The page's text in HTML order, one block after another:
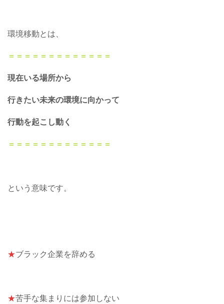
環境移動とは、
＝＝＝＝＝＝＝＝＝＝＝＝＝
現在いる場所から
行きたい未来の環境に向かって
行動を起こし動く
＝＝＝＝＝＝＝＝＝＝＝＝＝
という意味です。
★ブラック企業を辞める
★苦手な集まりには参加しない